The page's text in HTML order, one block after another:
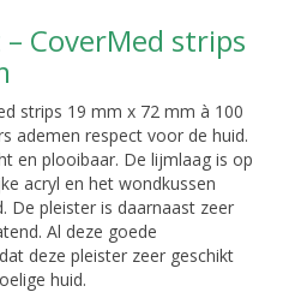
CoverMed strips
strips 19 mm x 72 mm à 100
ademen respect voor de huid.
en plooibaar. De lijmlaag is op
acryl en het wondkussen
De pleister is daarnaast zeer
Al deze goede
deze pleister zeer geschikt
huid.